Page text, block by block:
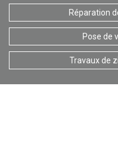
Réparation
Pose de
Travaux de